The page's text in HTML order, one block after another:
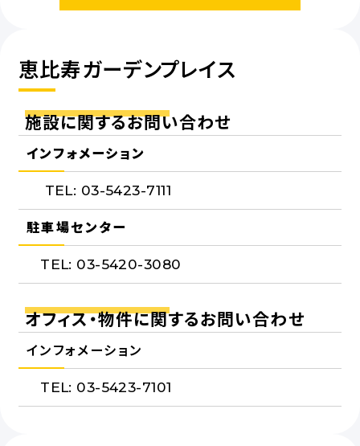
恵比寿ガーデンプレイス
施設に関するお問い合わせ
インフォメーション
TEL: 03-5423-7111
駐車場センター
TEL: 03-5420-3080
オフィス・物件に関するお問い合わせ
インフォメーション
TEL: 03-5423-7101